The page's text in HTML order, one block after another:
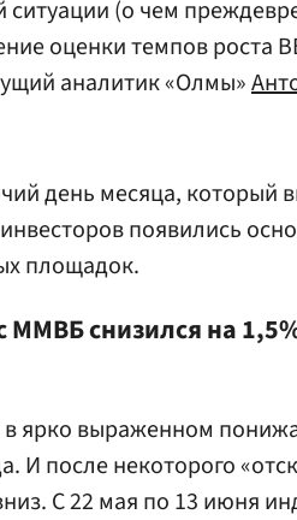
(о чем
оценки темпов роста
аналитик «Олмы»
день месяца, который
появились
площадок.
снизился на
в ярко выраженном
И после некоторого
С 22 мая по 13 июня